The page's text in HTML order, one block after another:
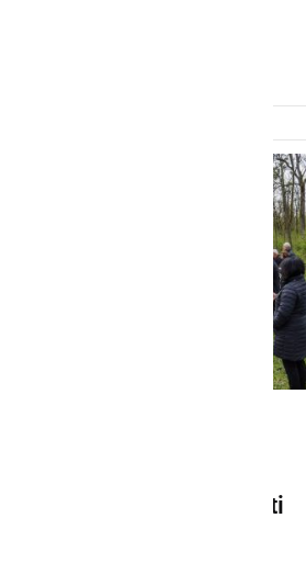
Smodiševem mlinu na Moti